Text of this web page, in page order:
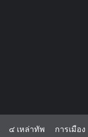
๔ เหล่าทัพ การเมือง